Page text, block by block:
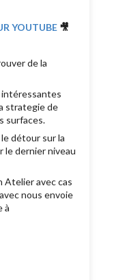
YOUTUBE 🎥
de la
strategie de
surfaces.
détour sur la
le dernier niveau
Atelier avec cas
nous envoie
à